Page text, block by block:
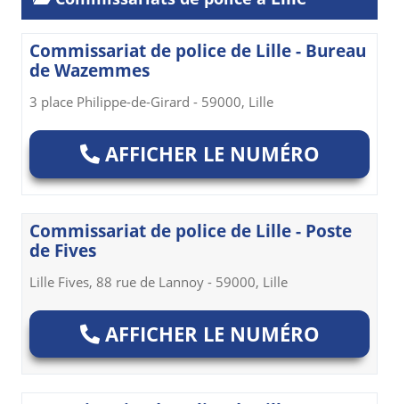
Commissariat de police de Lille - Bureau
de Wazemmes
3 place Philippe-de-Girard - 59000, Lille
AFFICHER LE NUMÉRO
Commissariat de police de Lille - Poste
de Fives
Lille Fives, 88 rue de Lannoy - 59000, Lille
AFFICHER LE NUMÉRO